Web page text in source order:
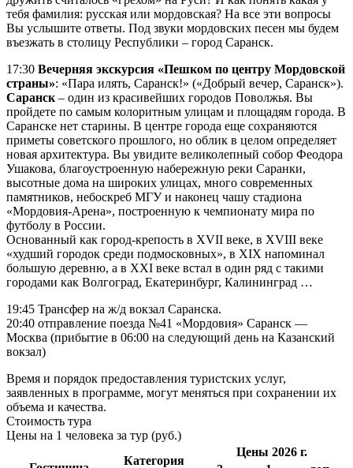
тебя фамилия: русская или мордовская? На все эти вопросы
Вы услышите ответы. Под звуки мордовских песен мы будем
въезжать в столицу Республики – город Саранск.
17:30 Вечерняя экскурсия «Пешком по центру Мордовской
страны»: «Пара илять, Саранск!» («Добрый вечер, Саранск»).
Саранск – один из красивейших городов Поволжья. Вы
пройдете по самым колоритным улицам и площадям города. В
Саранске нет старины. В центре города еще сохраняются
приметы советского прошлого, но облик в целом определяет
новая архитектура. Вы увидите великолепный собор Феодора
Ушакова, благоустроенную набережную реки Саранки,
высотные дома на широких улицах, много современных
памятников, небоскреб МГУ и наконец чашу стадиона
«Мордовия-Арена», построенную к чемпионату мира по
футболу в России.
Основанный как город-крепость в XVII веке, в XVIII веке
«худший городок среди подмосковных», в XIX напоминал
большую деревню, а в XXI веке встал в один ряд с такими
городами как Волгоград, Екатеринбург, Калининград …
19:45 Трансфер на ж/д вокзал Саранска.
20:40 отправление поезда №41 «Мордовия» Саранск —
Москва (прибытие в 06:00 на следующий день на Казанский
вокзал)
Время и порядок предоставления туристских услуг,
заявленных в программе, могут меняться при сохранении их
объема и качества.
Стоимость тура
Цены на 1 человека за тур (руб.)
Категория
Цены 2026 г.